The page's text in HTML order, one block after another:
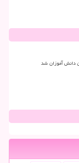
دانش آموزان شد